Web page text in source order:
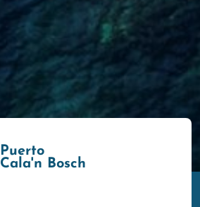
Puerto
Cala'n Bosch